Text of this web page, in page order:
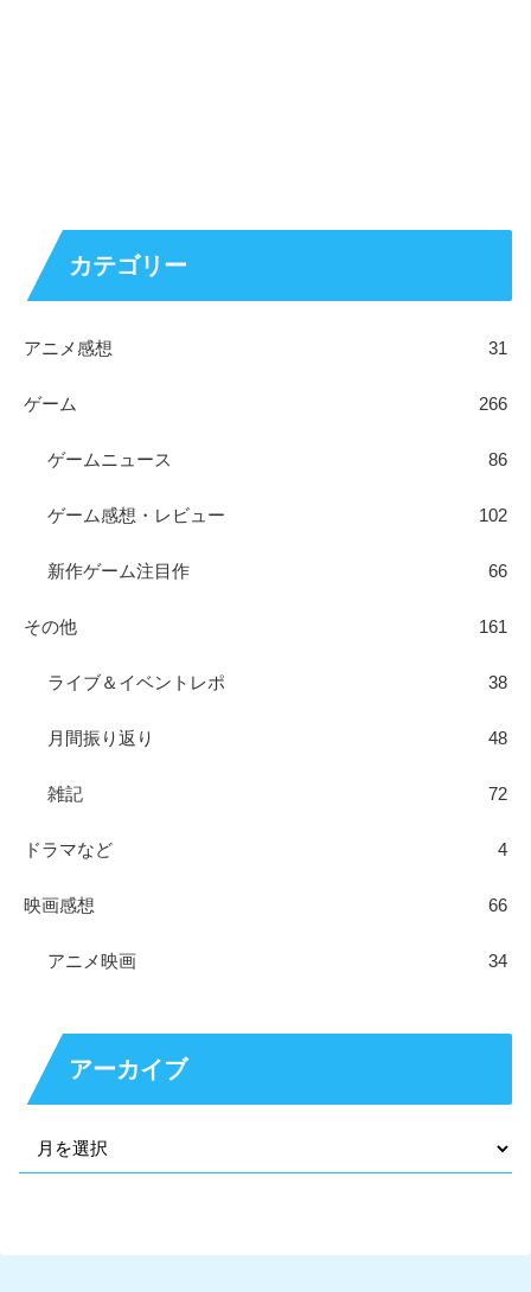
カテゴリー
アニメ感想 31
ゲーム 266
ゲームニュース 86
ゲーム感想・レビュー 102
新作ゲーム注目作 66
その他 161
ライブ＆イベントレポ 38
月間振り返り 48
雑記 72
ドラマなど 4
映画感想 66
アニメ映画 34
アーカイブ